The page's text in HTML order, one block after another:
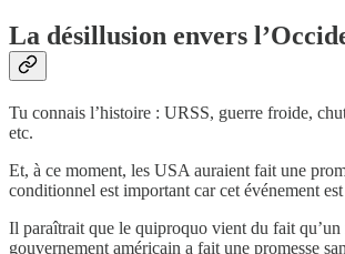
La désillusion envers
Tu connais l’histoire : URSS, guerre froide,
etc.
Et, à ce moment, les USA auraient fait une
conditionnel est important car cet événement est
Il paraîtrait que le quiproquo vient du fait qu’un
gouvernement américain a fait une promesse